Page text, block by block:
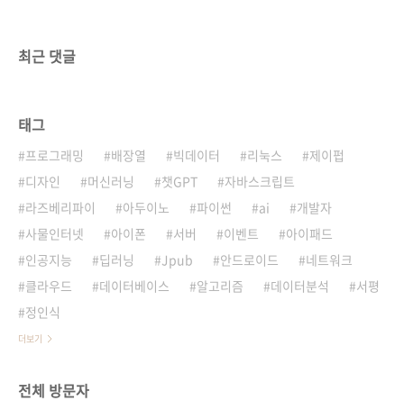
최근 댓글
태그
프로그래밍 배장열 빅데이터 리눅스
제이펍
디자인
머신러닝 챗GPT
자바스크립트
라즈베리파이
아두이노 파이썬 ai
개발자
사물인터넷
아이폰 서버 이벤트
아이패드
인공지능
딥러닝 Jpub 안드로이드
네트워크
클라우드
데이터베이스 알고리즘 데이터분석
서평
정인식
더보기
전체 방문자